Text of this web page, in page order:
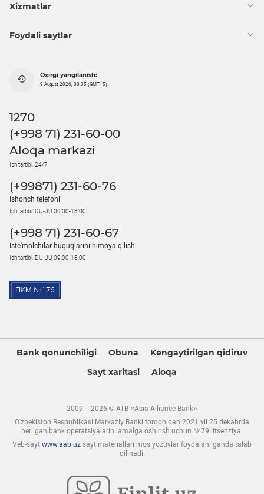
Xizmatlar
Foydali saytlar
Oxirgi yangilanish:
9 August 2026, 00:35 (GMT+5)
1270
(+998 71) 231-60-00
Aloqa markazi
Ish tartibi: 24/7
(+99871) 231-60-76
Ishonch telefoni
Ish tartibi: DU-JU 09:00-18:00
(+998 71) 231-60-67
Iste'molchilar huquqlarini himoya qilish
Ish tartibi: DU-JU 09:00-18:00
Bank qonunchiligi Obuna
Kengaytirilgan qidiruv
Sayt xaritasi
Aloqa
2009 – 2026 © ATB «Asia Alliance Bank»
O'zbekiston Respublikasi Markaziy Banki tomonidan 2021 yil 25 dekabrda
berilgan bank operatsiyalarini amalga oshirish uchun №79 litsenziya.
Veb-sayt www.aab.uz sayt materiallari mos yozuvlar foydalanilganda talab
qilinadi.